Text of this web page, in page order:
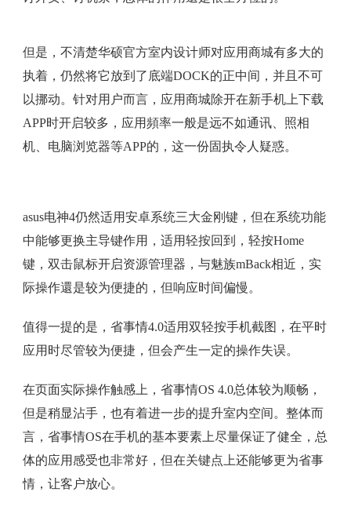
但是，不清楚华硕官方室内设计师对应用商城有多大的
执着，仍然将它放到了底端DOCK的正中间，并且不可
以挪动。针对用户而言，应用商城除开在新手机上下载
APP时开启较多，应用頻率一般是远不如通讯、照相
机、电脑浏览器等APP的，这一份固执令人疑惑。
asus电神4仍然适用安卓系统三大金刚键，但在系统功能
中能够更换主导键作用，适用轻按回到，轻按Home
键，双击鼠标开启资源管理器，与魅族mBack相近，实
际操作還是较为便捷的，但响应时间偏慢。
值得一提的是，省事情4.0适用双轻按手机截图，在平时
应用时尽管较为便捷，但会产生一定的操作失误。
在页面实际操作触感上，省事情OS 4.0总体较为顺畅，
但是稍显沾手，也有着进一步的提升室内空间。整体而
言，省事情OS在手机的基本要素上尽量保证了健全，总
体的应用感受也非常好，但在关键点上还能够更为省事
情，让客户放心。